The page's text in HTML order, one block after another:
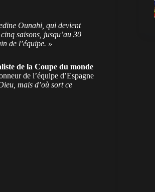
Ounahi, qui devient
saisons, jusqu’au 30
de l’équipe. »
de la Coupe du monde
de l’équipe d’Espagne
mais d’où sort ce